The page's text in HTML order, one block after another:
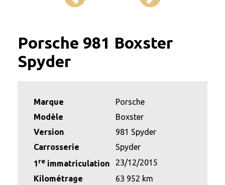
Porsche 981 Boxster
Spyder
Marque
Porsche
Modèle
Boxster
Version
981 Spyder
Carrosserie
Spyder
1 re immatriculation
23/12/2015
Kilométrage
63 952 km